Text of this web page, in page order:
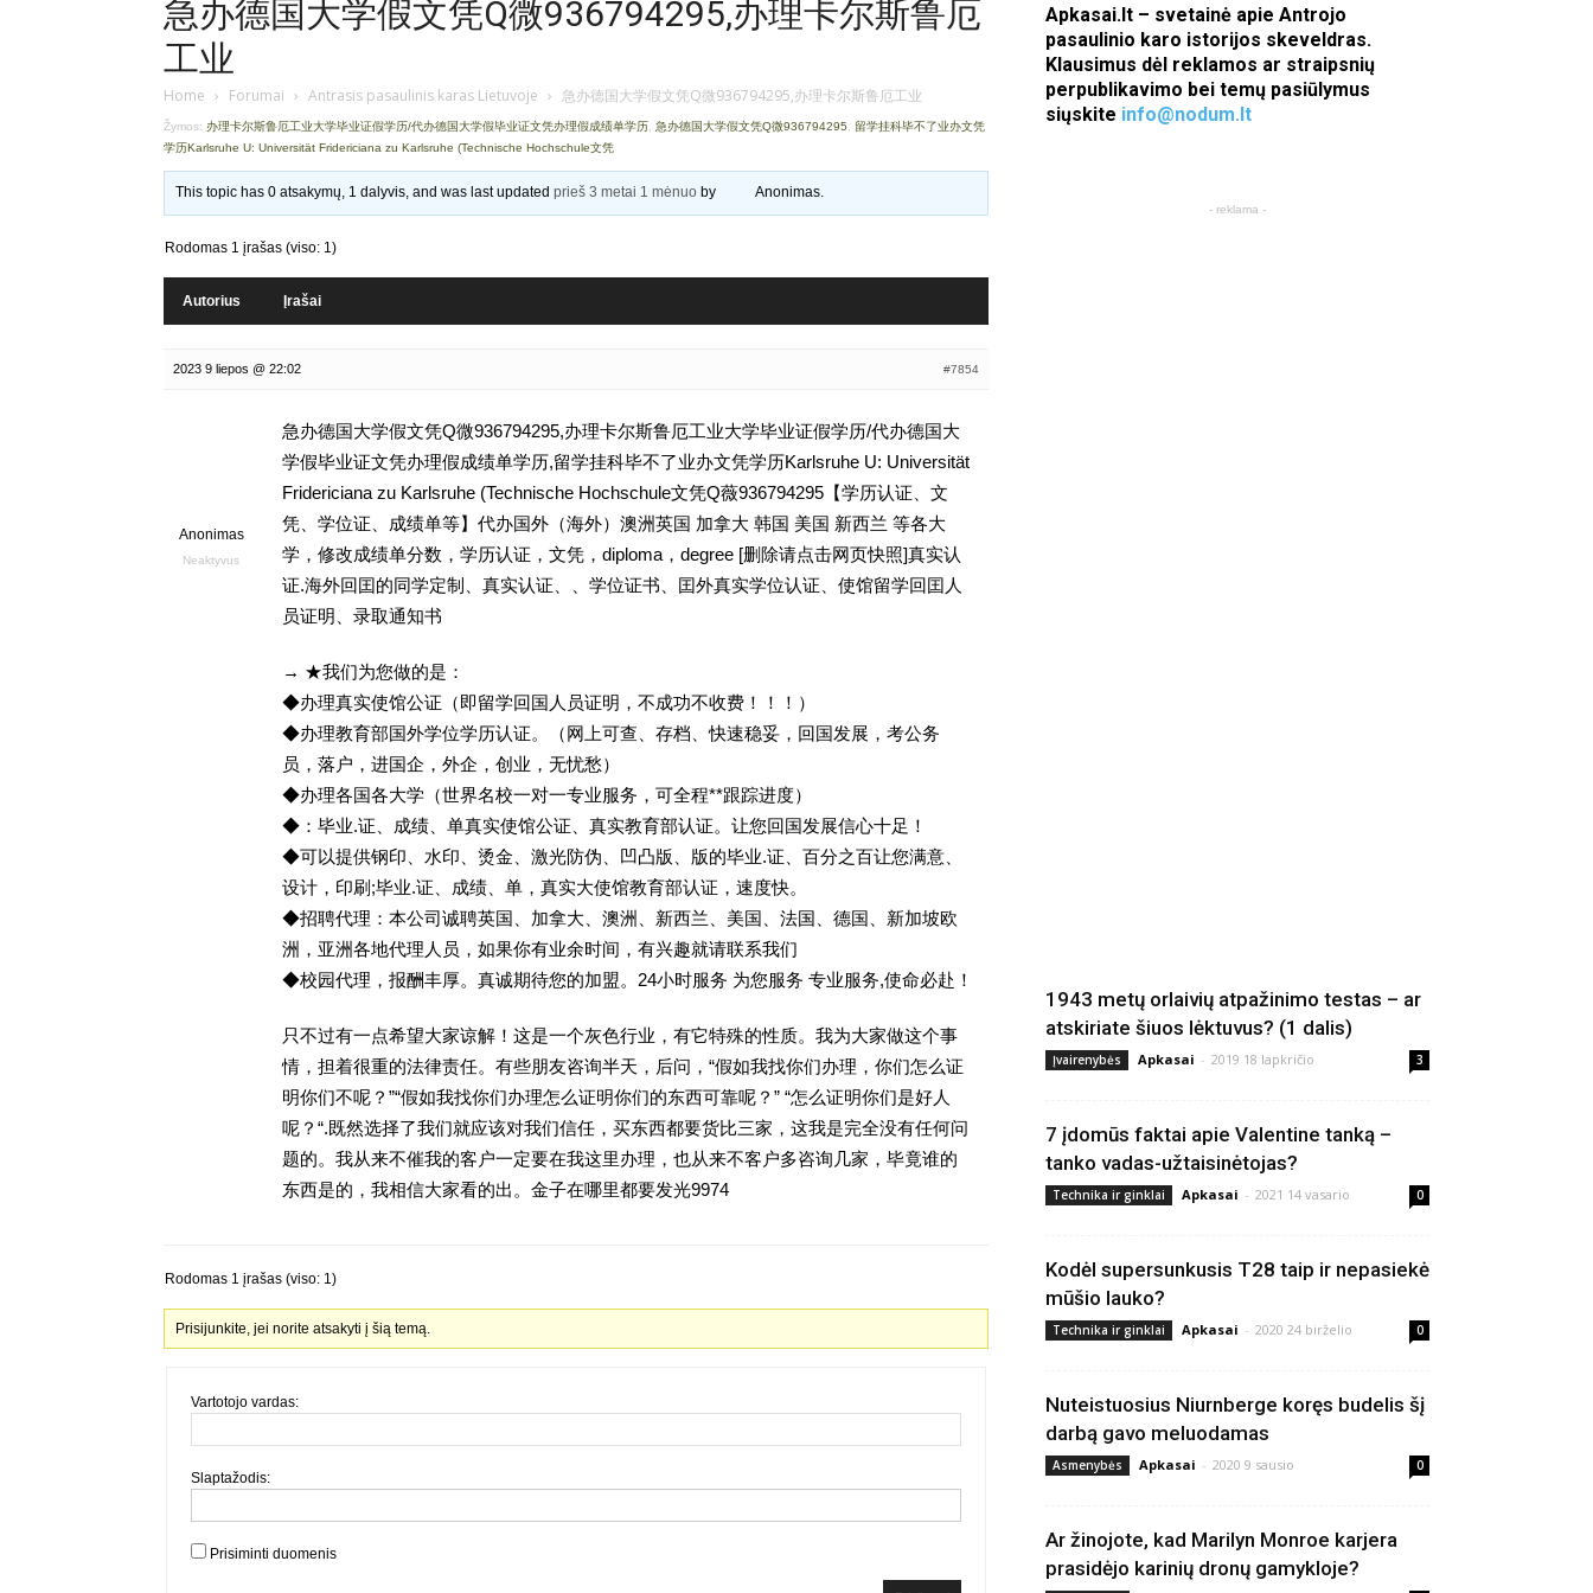
急办德国大学假文凭Q微936794295,办理卡尔斯鲁厄
工业
Home › Forumai › Antrasis pasaulinis karas Lietuvoje › 急办德国大学假文凭Q微936794295,办理卡尔斯鲁厄工业
Žymos: 办理卡尔斯鲁厄工业大学毕业证假学历/代办德国大学假毕业证文凭办理假成绩单学历 急办德国大学假文凭Q微936794295
留学挂科毕不了业办文凭
学历Karlsruhe U: Universität Fridericiana zu Karlsruhe (Technische Hochschule文凭
This topic has 0 atsakymų, 1 dalyvis, and was last updatedprieš 3 metai 1 mėnuo by Anonimas.
Rodomas 1 įrašas (viso: 1)
Autorius Įrašai
2023 9 liepos @ 22:02 #7854
Anonimas
Neaktyvus
急办德国大学假文凭Q微936794295,办理卡尔斯鲁厄工业大学毕业证假学历/代办德国大
学假毕业证文凭办理假成绩单学历,留学挂科毕不了业办文凭学历Karlsruhe U: Universität
Fridericiana zu Karlsruhe (Technische Hochschule文凭Q薇936794295【学历认证、文
凭、学位证、成绩单等】代办国外（海外）澳洲英国 加拿大 韩国 美国 新西兰 等各大
学，修改成绩单分数，学历认证，文凭，diploma，degree [删除请点击网页快照]真实认
证.海外回囯的同学定制、真实认证、、学位证书、囯外真实学位认证、使馆留学回囯人
员证明、录取通知书
→ ★我们为您做的是：
◆办理真实使馆公证（即留学回国人员证明，不成功不收费！！！）
◆办理教育部国外学位学历认证。（网上可查、存档、快速稳妥，回国发展，考公务
员，落户，进国企，外企，创业，无忧愁）
◆办理各国各大学（世界名校一对一专业服务，可全程**跟踪进度）
◆：毕业.证、成绩、单真实使馆公证、真实教育部认证。让您回国发展信心十足！
◆可以提供钢印、水印、烫金、激光防伪、凹凸版、版的毕业.证、百分之百让您满意、
设计，印刷;毕业.证、成绩、单，真实大使馆教育部认证，速度快。
◆招聘代理：本公司诚聘英国、加拿大、澳洲、新西兰、美国、法国、德国、新加坡欧
洲，亚洲各地代理人员，如果你有业余时间，有兴趣就请联系我们
◆校园代理，报酬丰厚。真诚期待您的加盟。24小时服务 为您服务 专业服务,使命必赴！
只不过有一点希望大家谅解！这是一个灰色行业，有它特殊的性质。我为大家做这个事
情，担着很重的法律责任。有些朋友咨询半天，后问，“假如我找你们办理，你们怎么证
明你们不呢？”“假如我找你们办理怎么证明你们的东西可靠呢？” “怎么证明你们是好人
呢？“.既然选择了我们就应该对我们信任，买东西都要货比三家，这我是完全没有任何问
题的。我从来不催我的客户一定要在我这里办理，也从来不客户多咨询几家，毕竟谁的
东西是的，我相信大家看的出。金子在哪里都要发光9974
Rodomas 1 įrašas (viso: 1)
Prisijunkite, jei norite atsakyti į šią temą.
Vartotojo vardas:
Slaptažodis:
Prisiminti duomenis
Apkasai.lt – svetainė apie Antrojo
pasaulinio karo istorijos skeveldras.
Klausimus dėl reklamos ar straipsnių
perpublikavimo bei temų pasiūlymus
siųskite info@nodum.lt
- reklama -
1943 metų orlaivių atpažinimo testas – ar
atskiriate šiuos lėktuvus? (1 dalis)
Įvairenybės Apkasai - 2019 18 lapkričio 3
7 įdomūs faktai apie Valentine tanką –
tanko vadas-užtaisinėtojas?
Technika ir ginklai Apkasai - 2021 14 vasario 0
Kodėl supersunkusis T28 taip ir nepasiekė
mūšio lauko?
Technika ir ginklai Apkasai - 2020 24 birželio 0
Nuteistuosius Niurnberge koręs budelis šį
darbą gavo meluodamas
Asmenybės Apkasai - 2020 9 sausio 0
Ar žinojote, kad Marilyn Monroe karjera
prasidėjo karinių dronų gamykloje?